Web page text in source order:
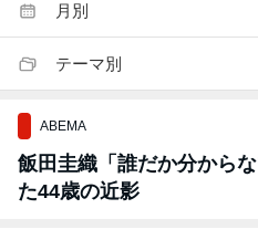
月別
テーマ別
ABEMA
飯田圭織「誰だか分から
た44歳の近影